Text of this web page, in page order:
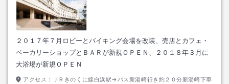
２０１７年７月ロビーとバイキング会場を改装、売店とカフェ・
ベーカリーショップとＢＡＲが新規ＯＰＥＮ、２０１８年３月に
大浴場が新規ＯＰＥＮ
アクセス：
ＪＲきのくに線白浜駅→バス新湯崎行き約２０分新湯崎下車